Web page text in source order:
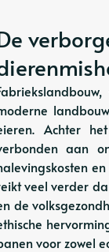
Achter
aan
veel verder
de
voor zowel